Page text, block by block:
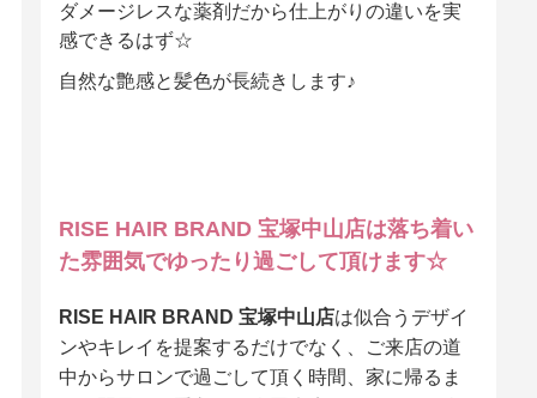
ダメージレスな薬剤だから仕上がりの違いを実
感できるはず☆
自然な艶感と髪色が長続きします♪
RISE HAIR BRAND 宝塚中山店は落ち着い
た雰囲気でゆったり過ごして頂けます☆
RISE HAIR BRAND 宝塚中山店は似合うデザイ
ンやキレイを提案するだけでなく、ご来店の道
中からサロンで過ごして頂く時間、家に帰るま